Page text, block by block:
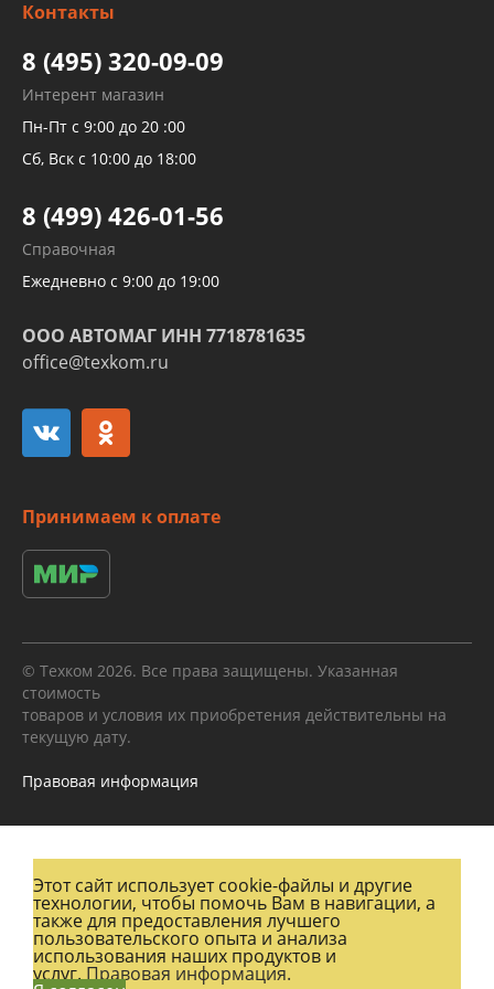
Детейлинг
высокого давления
Тормозных трубок
Рукавов гидроусилителей
Рукавов компрессоров и турбин
Трубок кондиционеров
Развертка пайка медных стальных
алюминиевых трубок и штуцеров
Контакты
8 (495) 320-09-09
Интерент магазин
Пн-Пт с 9:00 до 20 :00
Сб, Вск с 10:00 до 18:00
8 (499) 426-01-56
Справочная
Ежедневно с 9:00 до 19:00
ООО АВТОМАГ ИНН 7718781635
office@texkom.ru
Принимаем к оплате
© Техком 2026. Все права защищены. Указанная
стоимость
товаров и условия их приобретения действительны на
текущую дату.
Правовая информация
Этот сайт использует cookie-файлы и другие
технологии, чтобы помочь Вам в навигации, а
также для предоставления лучшего
пользовательского опыта и анализа
использования наших продуктов и
услуг.Правовая информация.